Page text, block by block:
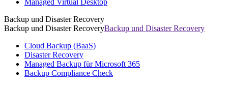
Managed Virtual Desktop
Backup und Disaster Recovery
Backup und Disaster RecoveryBackup und Disaster Recovery
Cloud Backup (BaaS)
Disaster Recovery
Managed Backup für Microsoft 365
Backup Compliance Check